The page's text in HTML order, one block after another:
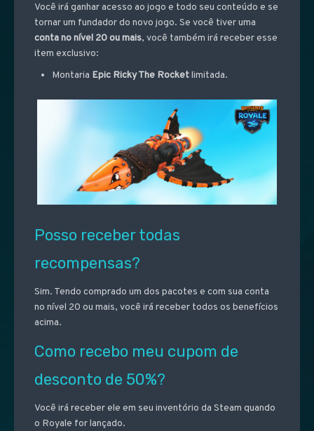
Você irá ganhar acesso ao jogo e todo seu conteúdo e se
tornar um fundador do novo jogo. Se você tiver uma
conta no nível 20 ou mais, você também irá receber esse
item exclusivo:
Montaria Epic Ricky The Rocketlimitada.
Posso receber todas
recompensas?
Sim. Tendo comprado um dos pacotes e com sua conta
no nível 20 ou mais, você irá receber todos os benefícios
acima.
Como recebo meu cupom de
desconto de 50%?
Você irá receber ele em seu inventório da Steam quando
o Royale for lançado.